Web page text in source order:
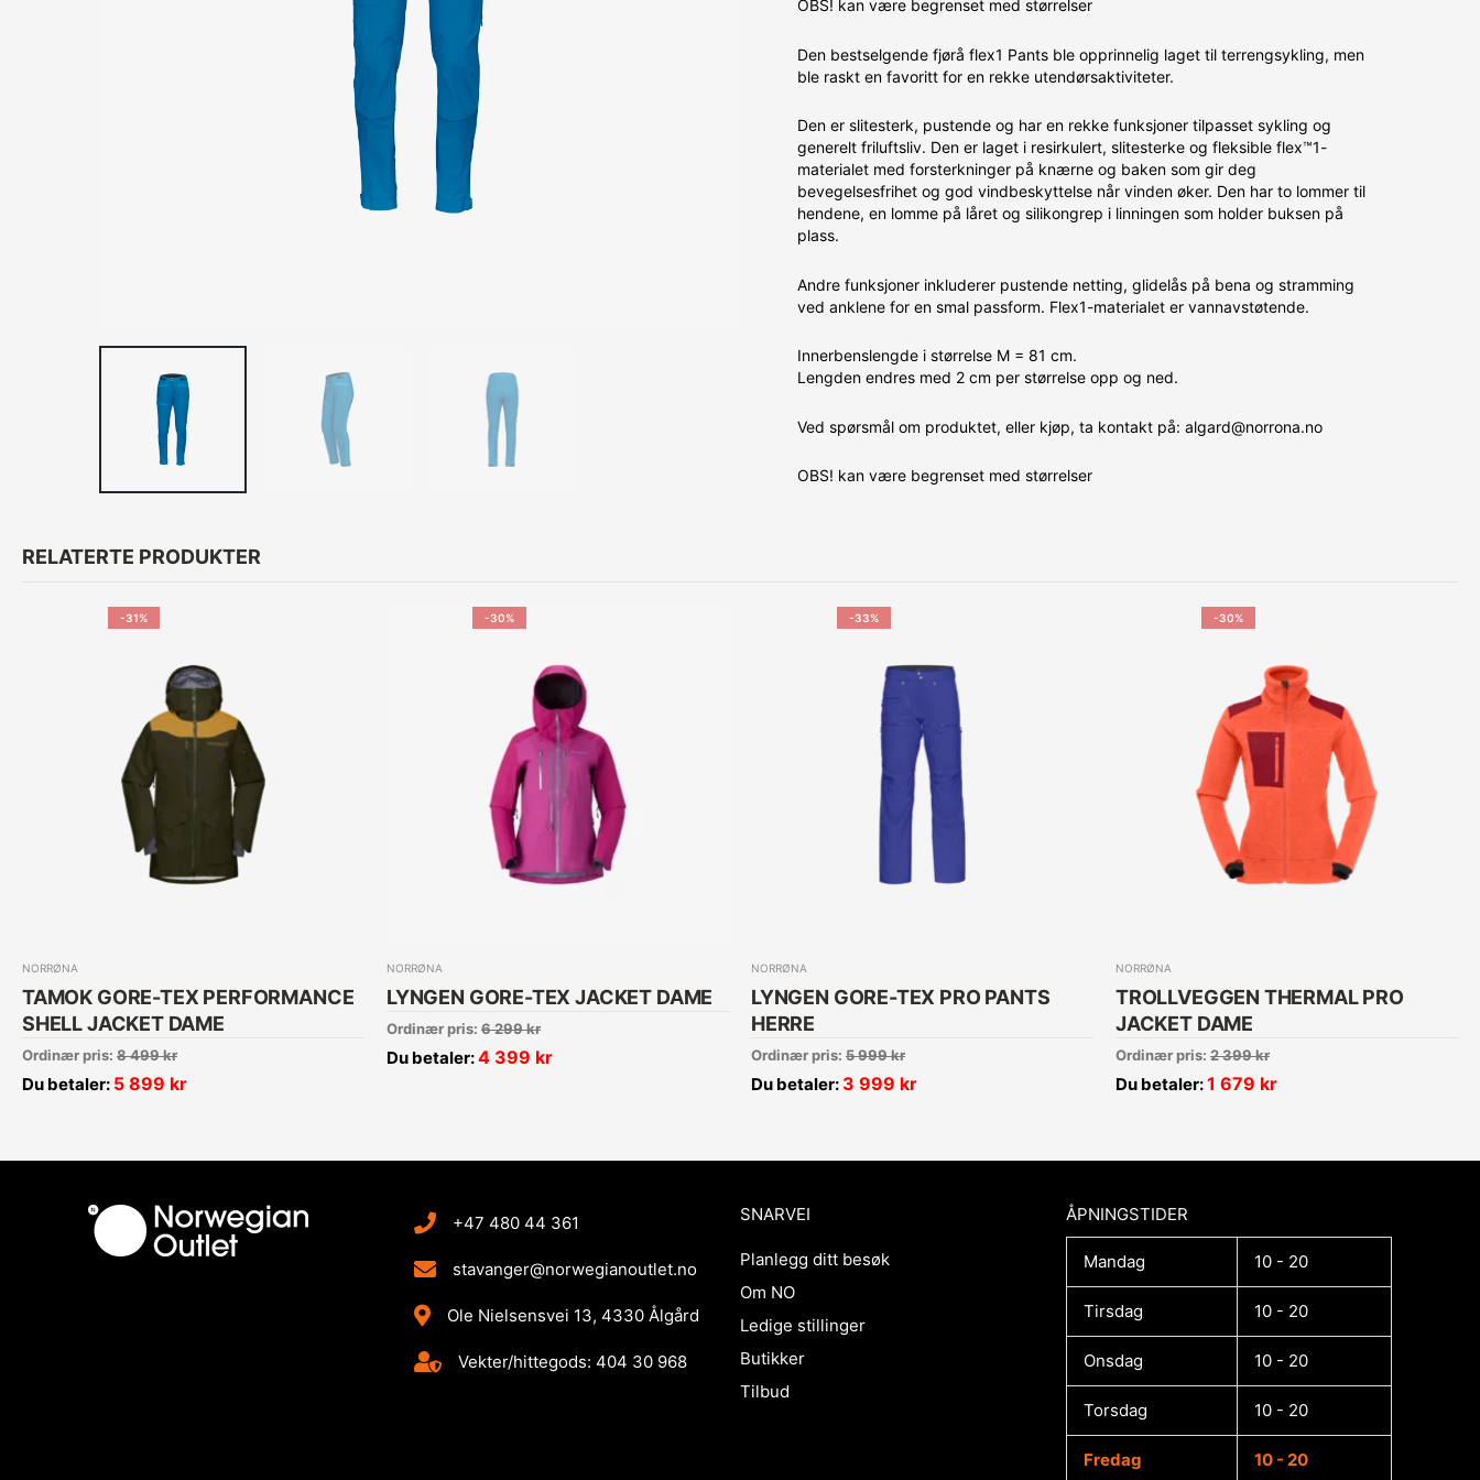
OBS! kan være begrenset med størrelser
Den bestselgende fjørå flex1 Pants ble opprinnelig laget til terrengsykling, men
ble raskt en favoritt for en rekke utendørsaktiviteter.
Den er slitesterk, pustende og har en rekke funksjoner tilpasset sykling og
generelt friluftsliv. Den er laget i resirkulert, slitesterke og fleksible flex™1-
materialet med forsterkninger på knærne og baken som gir deg
bevegelsesfrihet og god vindbeskyttelse når vinden øker. Den har to lommer til
hendene, en lomme på låret og silikongrep i linningen som holder buksen på
plass.
Andre funksjoner inkluderer pustende netting, glidelås på bena og stramming
ved anklene for en smal passform. Flex1-materialet er vannavstøtende.
Innerbenslengde i størrelse M = 81 cm.
Lengden endres med 2 cm per størrelse opp og ned.
Ved spørsmål om produktet, eller kjøp, ta kontakt på: algard@norrona.no
OBS! kan være begrenset med størrelser
RELATERTE PRODUKTER
-31%
NORRØNA
TAMOK GORE-TEX PERFORMANCE
SHELL JACKET DAME
Ordinær pris: 8 499kr
Du betaler: 5 899 kr
-30%
NORRØNA
LYNGEN GORE-TEX JACKET DAME
Ordinær pris: 6 299kr
Du betaler:4 399 kr
-33%
NORRØNA
LYNGEN GORE-TEX PRO PANTS
HERRE
Ordinær pris: 5 999kr
Du betaler: 3 999 kr
-30%
NORRØNA
TROLLVEGGEN THERMAL PRO
JACKET DAME
Ordinær pris: 2 399kr
Du betaler:1 679 kr
+47 480 44 361
stavanger@norwegianoutlet.no
Ole Nielsensvei 13, 4330 Ålgård
Vekter/hittegods: 404 30 968
SNARVEI
Planlegg ditt besøk
Om NO
Ledige stillinger
Butikker
Tilbud
ÅPNINGSTIDER​
Mandag 10 - 20
Tirsdag 10 - 20
Onsdag 10 - 20
Torsdag 10 - 20
Fredag 10 - 20